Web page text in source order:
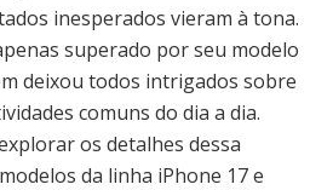
inesperados vieram à tona.
superado por seu modelo
deixou todos intrigados sobre
comuns do dia a dia.
os detalhes dessa
da linha iPhone 17 e